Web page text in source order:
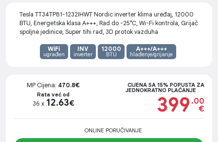
Tesla TT34TP81-1232IHWT Nordic inverter klima uređaj, 12000
BTU, Energetska klasa A+++, Rad do -25°C, Wi-Fi kontrola, Grijač
spoljne jedinice, Super tihi rad, 3D protok vazduha
WiFi
ugrađen
INV
inverter
12000
BTU
A+++/A+++
hlađenje/grijanje
MP Cijena: 470.8€
Rata već od
36 x 12.63€
CIJENA SA 15% POPUSTA ZA
JEDNOKRATNO PLAĆANJE
399 .00
€
ONLINE PORUČIVANJE